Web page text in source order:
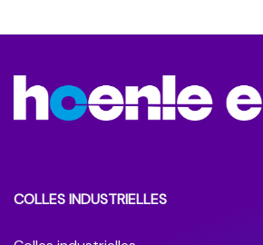
COLLES INDUSTRIELLES